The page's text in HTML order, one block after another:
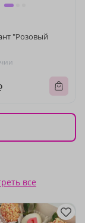
"Розовый
все